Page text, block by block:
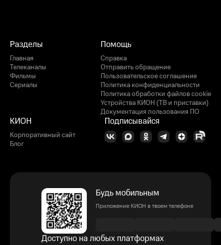
Разделы
Главная
Телеканалы
Фильмы
Сериалы
Помощь
Справка
Отправить обращение
Пользовательское соглашение
Политика конфиденциальности
Политика обработки файлов cookie
Устройства КИОН (ТВ и приставки)
Документация пользования ПО
КИОН
Корпоративный сайт
Блог
Подписывайся
Будь мобильным
Приложение КИОН в твоем телефоне
Доступно на любых платформах